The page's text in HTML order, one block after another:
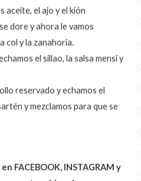
aceite, el ajo y el kión
dore y ahora le vamos
col y la zanahoria.
el sillao, la salsa mensi y
reservado y echamos el
y mezclamos para que se
FACEBOOK, INSTAGRAM y